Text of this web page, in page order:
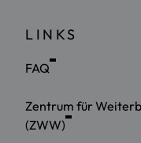
LINKS
FAQ
Zentrum für
(ZWW)